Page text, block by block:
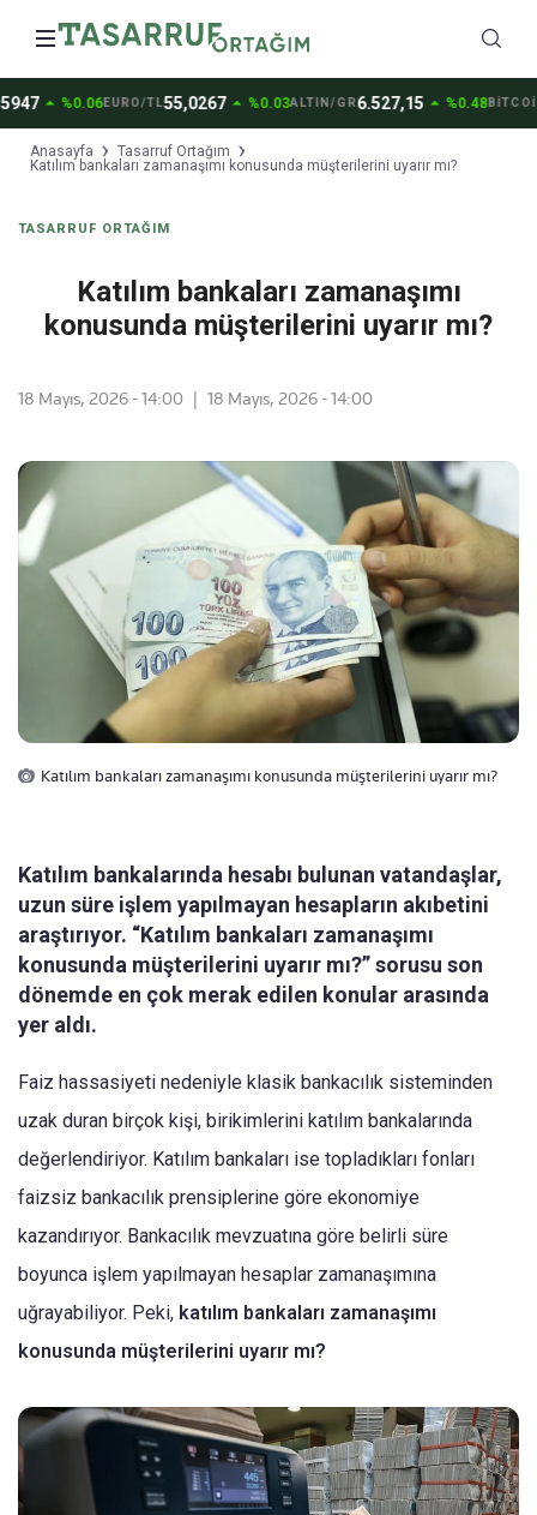
arrow_drop_up%0.06EURO/TL55,0267arrow_drop_up%0.03ALTIN/GR6.527,15arrow_drop_up%0.48BİTCOİN
Anasayfa
Tasarruf Ortağım
Katılım bankaları zamanaşımı konusunda müşterilerini uyarır mı?
TASARRUF ORTAĞIM
Katılım bankaları zamanaşımı
konusunda müşterilerini uyarır mı?
18 Mayıs, 2026 - 14:00 | 18 Mayıs, 2026 - 14:00
Katılım bankaları zamanaşımı konusunda müşterilerini uyarır mı?
Katılım bankalarında hesabı bulunan vatandaşlar,
uzun süre işlem yapılmayan hesapların akıbetini
araştırıyor. “Katılım bankaları zamanaşımı
konusunda müşterilerini uyarır mı?” sorusu son
dönemde en çok merak edilen konular arasında
yer aldı.
Faiz hassasiyeti nedeniyle klasik bankacılık sisteminden
uzak duran birçok kişi, birikimlerini katılım bankalarında
değerlendiriyor. Katılım bankaları ise topladıkları fonları
faizsiz bankacılık prensiplerine göre ekonomiye
kazandırıyor. Bankacılık mevzuatına göre belirli süre
boyunca işlem yapılmayan hesaplar zamanaşımına
uğrayabiliyor. Peki, katılım bankaları zamanaşımı
konusunda müşterilerini uyarır mı?